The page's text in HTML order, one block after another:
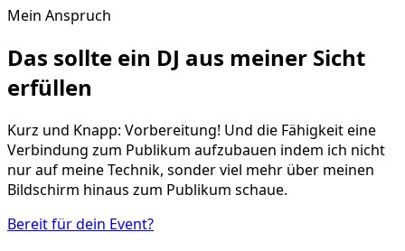
Mein Anspruch
Das sollte ein DJ aus meiner Sicht
erfüllen
Kurz und Knapp: Vorbereitung! Und die Fähigkeit eine
Verbindung zum Publikum aufzubauen indem ich nicht
nur auf meine Technik, sonder viel mehr über meinen
Bildschirm hinaus zum Publikum schaue.
Bereit für dein Event?